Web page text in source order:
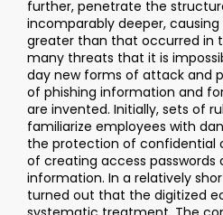
further, penetrate the
incomparably deeper,
greater than that occurred in
many threats that it is
day new forms of attack and
of phishing information and
are invented. Initially, sets of
familiarize employees with
the protection of confidential
of creating access passwords
information. In a relatively
turned out that the digitized